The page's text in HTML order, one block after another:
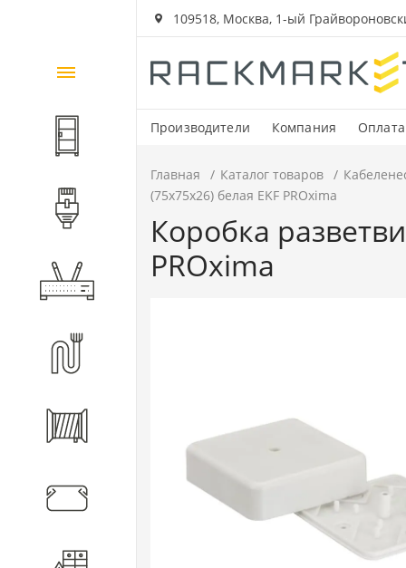
109518, Москва, 1-ый
Производители Компания Оплата
Каталог
товаров
Шкафы и стойки
Активное оборудование
Кабеленесущие системы
Главная Каталог товаров
(75х75х26) белая EKF PROxima
Коробка
PROxima